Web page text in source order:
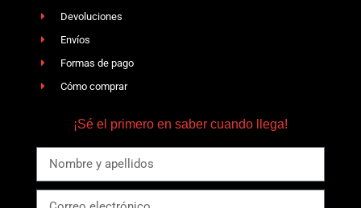
Devoluciones
Envíos
Formas de pago
Cómo comprar
¡Sé el primero en saber cuando llega!